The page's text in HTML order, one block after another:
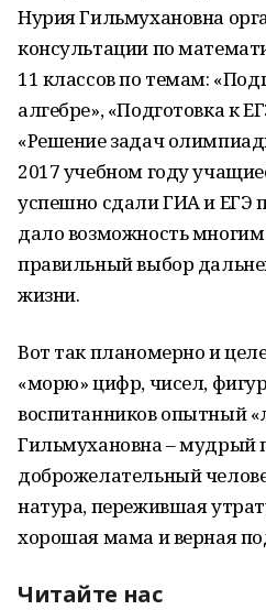
Нурия Гильмухановна
консультации по
11 классов по темам:
алгебре», «Подготовка к
«Решение задач
2017 учебном году
успешно сдали ГИА и ЕГЭ
дало возможность многим
правильный выбор
жизни.
Вот так планомерно и
«морю» цифр, чисел,
воспитанников опытный
Гильмухановна – мудрый
доброжелательный
натура, пережившая
хорошая мама и верная
Читайте нас